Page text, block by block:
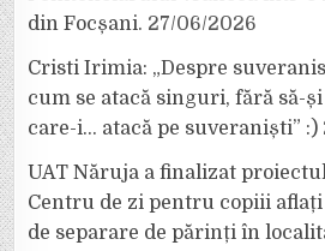
din Focșani. 27/06/2026
Cristi Irimia: „Despre
cum se atacă singuri, fără să-și
care-i… atacă pe suveraniști” :)
UAT Năruja a finalizat
Centru de zi pentru copiii
de separare de părinți în